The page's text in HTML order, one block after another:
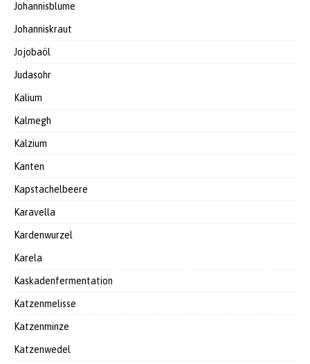
Johannisblume
Johanniskraut
Jojobaöl
Judasohr
Kalium
Kalmegh
Kalzium
Kanten
Kapstachelbeere
Karavella
Kardenwurzel
Karela
Kaskadenfermentation
Katzenmelisse
Katzenminze
Katzenwedel